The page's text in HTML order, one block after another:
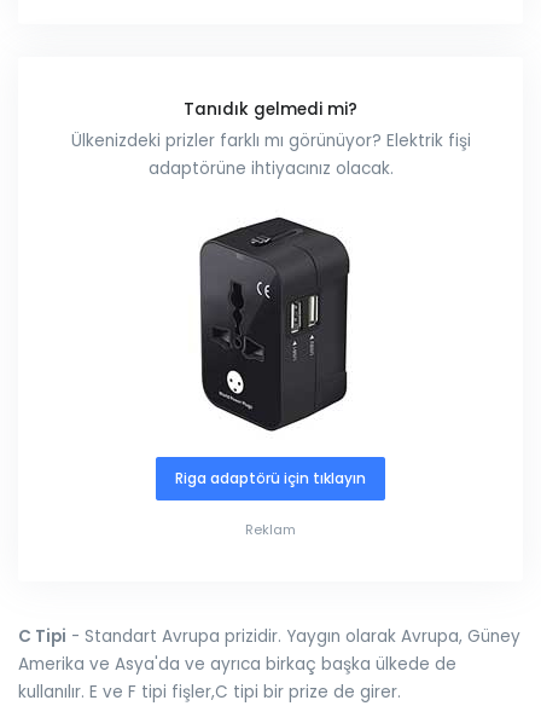
Tanıdık gelmedi mi?
Ülkenizdeki prizler farklı mı görünüyor? Elektrik fişi
adaptörüne ihtiyacınız olacak.
Riga adaptörü için tıklayın
Reklam
C Tipi - Standart Avrupa prizidir. Yaygın olarak Avrupa, Güney
Amerika ve Asya'da ve ayrıca birkaç başka ülkede de
kullanılır. E ve F tipi fişler,C tipi bir prize de girer.